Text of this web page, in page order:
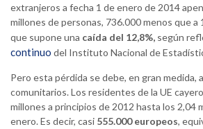
extranjeros a fecha 1 de enero de 2014
millones de personas, 736.000 menos que a
que supone una caída del 12,8%, según
continuo del Instituto Nacional de
Pero esta pérdida se debe, en gran medida,
comunitarios. Los residentes de la UE
millones a principios de 2012 hasta los 2,04
enero. Es decir, casi 555.000 europeos,